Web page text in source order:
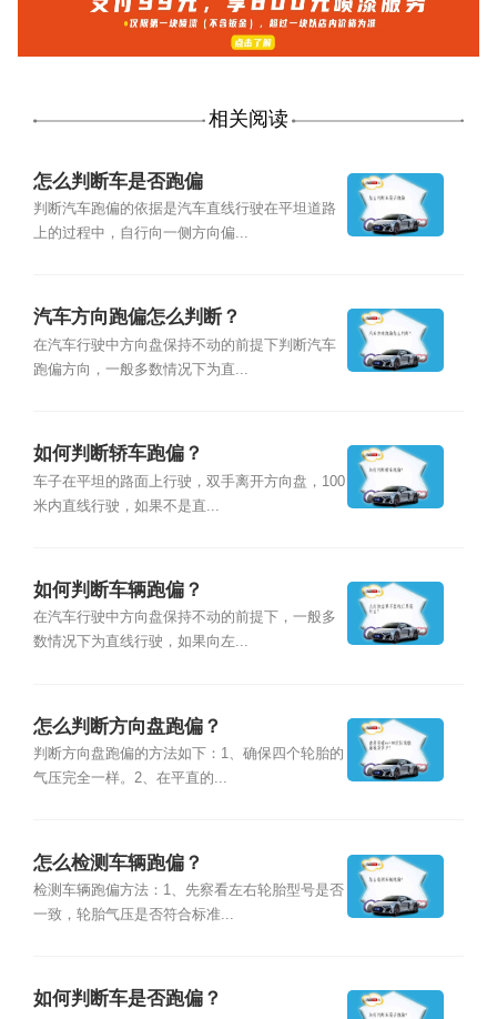
相关阅读
怎么判断车是否跑偏
判断汽车跑偏的依据是汽车直线行驶在平坦道路
上的过程中，自行向一侧方向偏...
汽车方向跑偏怎么判断？
在汽车行驶中方向盘保持不动的前提下判断汽车
跑偏方向，一般多数情况下为直...
如何判断轿车跑偏？
车子在平坦的路面上行驶，双手离开方向盘，100
米内直线行驶，如果不是直...
如何判断车辆跑偏？
在汽车行驶中方向盘保持不动的前提下，一般多
数情况下为直线行驶，如果向左...
怎么判断方向盘跑偏？
判断方向盘跑偏的方法如下：1、确保四个轮胎的
气压完全一样。2、在平直的...
怎么检测车辆跑偏？
检测车辆跑偏方法：1、先察看左右轮胎型号是否
一致，轮胎气压是否符合标准...
如何判断车是否跑偏？